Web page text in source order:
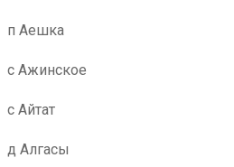
п Аешка
с Ажинское
с Айтат
д Алгасы